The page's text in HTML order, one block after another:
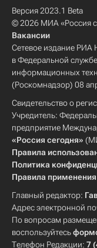
Версия 2023.1 Beta
© 2026 МИА «Россия
Вакансии
Сетевое издание РИА
в Федеральной
информационных
(Роскомнадзор) 08
Свидетельство о
Учредитель:
предприятие
«Россия сегодня»
Правила
Политика
Правила
Главный редактор:
Адрес электронной
По вопросам
воспользуйтесь
Телефон Редакции: 7